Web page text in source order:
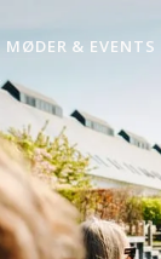
MØDER & EVENTS